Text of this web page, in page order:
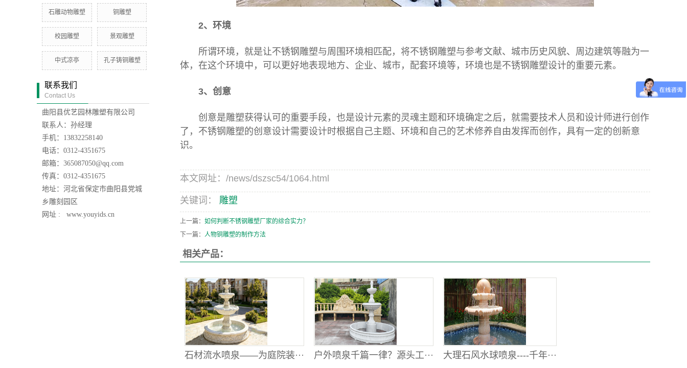
石雕动物雕塑 铜雕塑
校园雕塑 景观雕塑
中式凉亭 孔子铸铜雕塑
联系我们
Contact Us
曲阳县优艺园林雕塑有限公司
联系人：孙经理
手机：13832258140
电话：0312-4351675
邮箱：365087050@qq.com
传真：0312-4351675
地址：河北省保定市曲阳县党城
乡雕刻园区
网址 : www.youyids.cn
2、环境
所谓环境，就是让不锈钢雕塑与周围环境相匹配，将不锈钢雕塑与参考文献、城市历史风貌、周边建筑等融为一
体，在这个环境中，可以更好地表现地方、企业、城市，配套环境等，环境也是不锈钢雕塑设计的重要元素。
3、创意
创意是雕塑获得认可的重要手段，也是设计元素的灵魂主题和环境确定之后，就需要技术人员和设计师进行创作
了， 不锈钢雕塑的创意设计需要设计时根据自己主题、环境和自己的艺术修养自由发挥而创作，具有一定的创新意
识。
本文网址：/news/dszsc54/1064.html
关键词： 雕塑
上一篇： 如何判断不锈钢雕塑厂家的综合实力？
下一篇： 人物铜雕塑的制作方法
相关产品：
石材流水喷泉——为庭院装··· 户外喷泉千篇一律？源头工··· 大理石风水球喷泉----千年···